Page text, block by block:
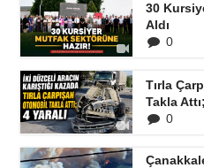
30
Aldı
0
Tırla
Takla
0